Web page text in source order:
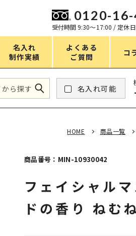
0120-
受付時間 9:30〜17:00 / 定休
名入れ
制作実績
よくある
ご質問
コ
価格
151～200円
251～300円
301～400円
名入れ可能
HOME 商品一覧
商品番号：MIN-10930042
フェイシャル
ドの香り ねむ